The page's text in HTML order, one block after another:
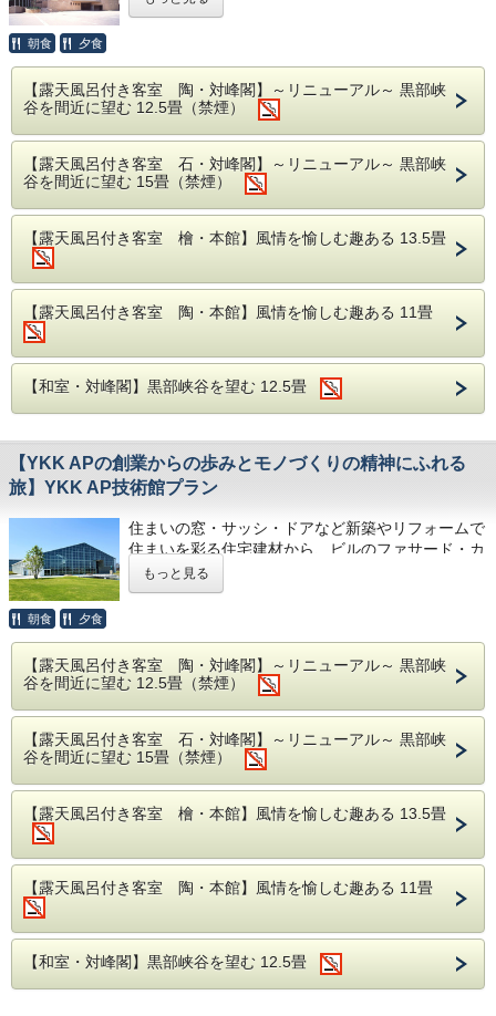
「ベヒシュタイン」でございます。
（第1ヴァイオリン・第2ヴァイオリン・ヴィオラ・
1990 年11月に結成され、91年春のコンサート・ツ
アーでセンセー ショナルなデビューを飾る。以
来、現在に至るまでメンバーの交代はなく、不動の
メンバーで春秋のツアーを中心に充実した活動を展
開している。
92年、93 年、95 年、97年に、20世紀最高の弦
楽四重奏団のひとつ、 アマデウス弦楽四重奏団メ
ンバーとの共演による“アンサンブル・アマ デウ
ス”演奏会が好評を博する他、イエルク・デームス
（ピアノ）、ペー ター・レーゼル（ピアノ）ら世
界的巨匠とも共演を果たす。
海外においても、94 年、97年、99 年に国際交流
基金の助成を受けてドイツ・オーストリア・イギリ
ートーヴェンの弦楽四重奏全曲チクルス（全６回）
に取組み、注目を集めた。更に、96年より長岡リリ
ックホールのアソシエート・アンサンブル、97年よ
り豊田市コンサートホール室内楽シリーズのホスト
役を務め、様々な企画で内外の一流アーティストと
共演を重ねている。
また、長岡のアンサンブル・リリックや豊田市ジ
会を通じ、青少年やアマチュア音楽家、若手演奏家
の育成にも積極的に取り組んでいる。
Ｄ録音でも高い評価を得ており、2017 年12 月に
■お食事■
※場所は当館おまかせになります。
※5名様以上の場合、個室のお食事処をご用意い
たします。
※ご夕食・ご朝食ともに同じ場所でご用意しま
す。
・仕入れの都合により献立の内容を予告なく変更す
る場合がございます。
事前のご連絡で他の食材に変更致します。
■アクセス■
分、大阪駅より約230分、新潟駅より約160分
【送迎】富山地方鉄道「宇奈月温泉駅」より徒歩3
■送迎■
予約フォームの送迎の項目から新幹線（JR黒部宇
の到着予定時刻をご記入ください。
※送迎は13：30〜17：00迄行なっております。
・露天風呂付のお部屋のお客様のチェックアウト時
・有線/無線LANあり
・当館ではご宿泊の約1週間前にご確認のお電話を
差し上げております。
「黒部峡谷の大自然を絵画芸術を通じて未来に伝え
雄二・福井爽人・田渕俊夫・竹内浩一の作品をご覧
いただけます。
このセレネ美術館にある名画の数々は、初代館長
（延楽館主）や黒部の主と言われた伝説の山岳ガイ
ド・高嶋石盛氏などの協力により、作風や作家の人
柄に合わせた場所へ案内しながら生み出されていき
材、黒部の大自然を駆け巡った壮絶なドラマの数々
が美術館で詳しく解説されています。作家たちか全
身全霊を込めて、黒部峡谷を描いた作品をぜひご鑑
【セレネ美術館】
営業時間 9:00～17:30無休(4/1～10/31) 火曜休
​美術館には峡谷の大パノラマを見渡せるカフェもご
ざいます。
・入館は閉館時間の30分前まで
無し)ご宿泊当日のご利用は一度当館へお寄りくだ
◾️本プランの特典◾️
①セレネ美術館入館料無料
②セレネ美術館までの送迎
③日本画の巨匠・平山郁夫が黒部を描いたポストカ
ードセット（お一組1セット）
④館主おすすめの利き酒セット・お好きなワンドリ
ンク・富山湾の宝石・白海老セット（どれか1つを
お一人ずつ）
◾️お食事◾️
伝統と革新を結ぶ創作あふれるお料理「匠膳」会席
をご用意してございます。
【春の献立一例】
食前酒 梅酒
朝食 夕食
【露天風呂付き客室 陶・対峰閣】～リニューアル～ 黒部峡
谷を間近に望む 12.5畳（禁煙）
【露天風呂付き客室 石・対峰閣】～リニューアル～ 黒部峡
谷を間近に望む 15畳（禁煙）
【露天風呂付き客室 檜・本館】風情を愉しむ趣ある 13.5畳
【露天風呂付き客室 陶・本館】風情を愉しむ趣ある 11畳
【和室・対峰閣】黒部峡谷を望む 12.5畳
【YKK APの創業からの歩みとモノづくりの精神にふれる
旅】YKK AP技術館プラン
住まいの窓・サッシ・ドアなど新築やリフォームで
住まいを彩る住宅建材から、ビルのファサード・カ
ーテンウォールをはじめとするビル建材まで、
先進の快適性を世界中に届けているYKK AP。
社。」を策定。
これを機に建材事業創業からの歴史や精神を伝える
「YKK AP技術館」がこの黒部の地に2024年の秋に
開設されました。
黒部で「建材事業」が生まれたのは、YKKのファス
ナー事業が急成長する真っ只中、1959年のことで
たリーダーと多くの技術者たち。彼らは思考錯誤を
根底には、YKKグループが大切にしてきたYKK精神
それがYKKの精神であり、その実践において欠かせ
ないのが「技術」です。
もっと見る
朝食 夕食
【露天風呂付き客室 陶・対峰閣】～リニューアル～ 黒部峡
谷を間近に望む 12.5畳（禁煙）
【露天風呂付き客室 石・対峰閣】～リニューアル～ 黒部峡
谷を間近に望む 15畳（禁煙）
【露天風呂付き客室 檜・本館】風情を愉しむ趣ある 13.5畳
【露天風呂付き客室 陶・本館】風情を愉しむ趣ある 11畳
【和室・対峰閣】黒部峡谷を望む 12.5畳